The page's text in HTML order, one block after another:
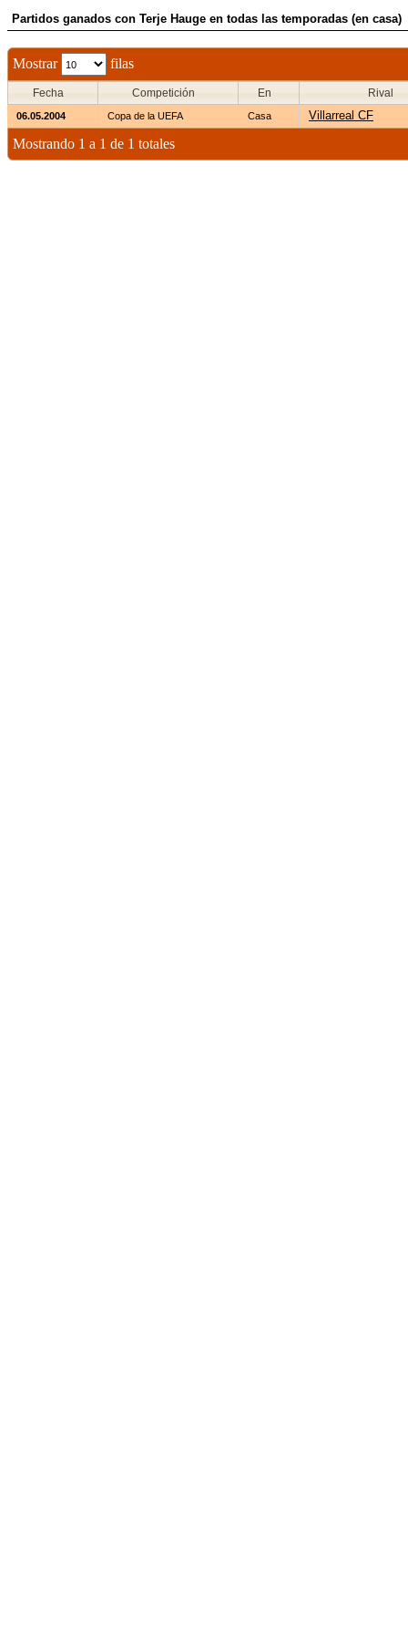
Partidos ganados con Terje Hauge en todas las temporadas (en casa)
Mostrar filas
Fecha Competición En Rival
06.05.2004 Copa de la UEFA Casa Villarreal CF
Mostrando 1 a 1 de 1 totales